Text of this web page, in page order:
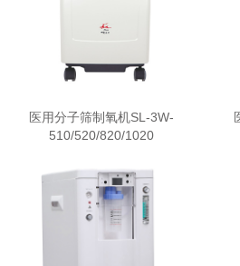
医用分子筛制氧机SL-3W-
510/520/820/1020